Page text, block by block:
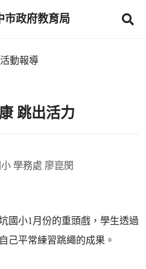
市政府教育局
動報導
跳出活力
學務處 廖崑閔
國小1月份的重頭戲，學生透過
己平常練習跳繩的成果。